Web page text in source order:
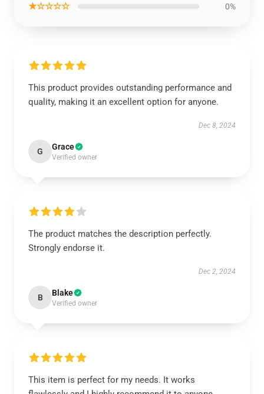
★☆☆☆☆ 0%
This product provides outstanding performance and
quality, making it an excellent option for anyone.
Dec 8, 2024
G Grace
Verified owner
The product matches the description perfectly.
Strongly endorse it.
Dec 2, 2024
B Blake
Verified owner
This item is perfect for my needs. It works